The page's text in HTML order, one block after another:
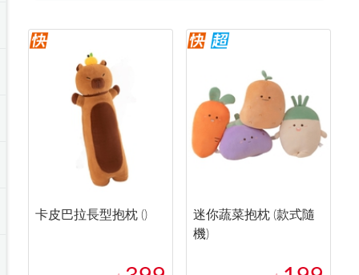
點心罐
機能飲料
箱購飲料
▶保健品牌推薦
黑糖桂圓/蜂蜜醋
開架/身體保養 修繕/五金/祭祀
成人/嬰兒紙尿褲
卡皮巴拉長型抱枕 ()
迷你蔬菜抱枕 (款式隨
機)